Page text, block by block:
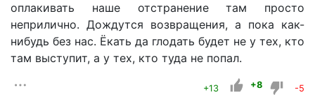
оплакивать наше отстранение там просто
неприлично. Дождутся возвращения, а пока как-
нибудь без нас. Ёкать да глодать будет не у тех, кто
там выступит, а у тех, кто туда не попал.
+13 +8 -5